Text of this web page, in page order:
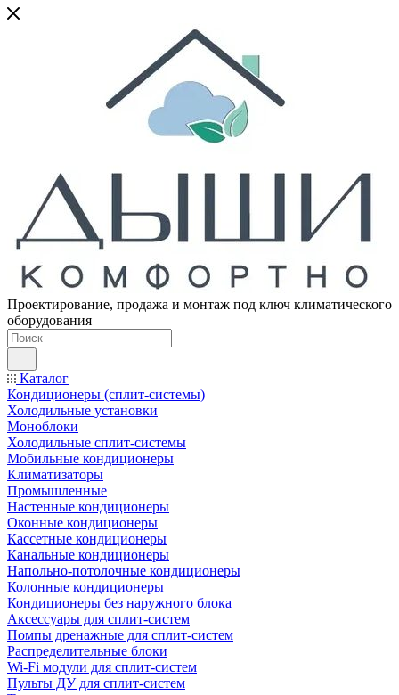
Проектирование, продажа и монтаж под ключ климатического
оборудования
Каталог
Кондиционеры (сплит-системы)
Холодильные установки
Моноблоки
Холодильные сплит-системы
Мобильные кондиционеры
Климатизаторы
Промышленные
Настенные кондиционеры
Оконные кондиционеры
Кассетные кондиционеры
Канальные кондиционеры
Напольно-потолочные кондиционеры
Колонные кондиционеры
Кондиционеры без наружного блока
Аксессуары для сплит-систем
Помпы дренажные для сплит-систем
Распределительные блоки
Wi-Fi модули для сплит-систем
Пульты ДУ для сплит-систем